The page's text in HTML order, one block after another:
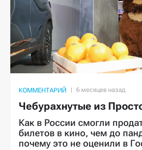
КОММЕНТАРИЙ
Чебурахнутые из
Как в России смогли
билетов в кино, чем до
почему это не оценили в